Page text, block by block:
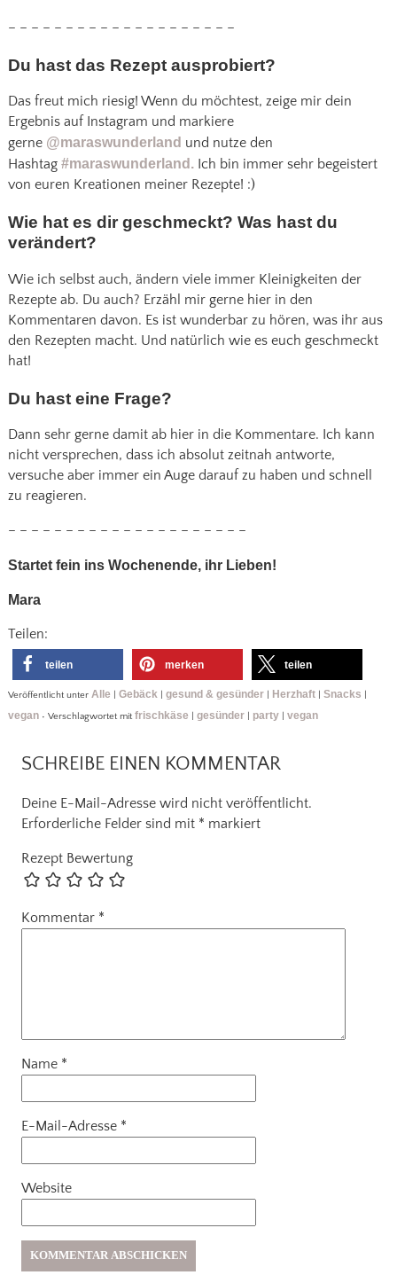
– – – – – – – – – – – – – – – – – – – –
Du hast das Rezept ausprobiert?
Das freut mich riesig! Wenn du möchtest, zeige mir dein
Ergebnis auf Instagram und markiere
gerne @maraswunderland und nutze den
Hashtag #maraswunderland.Ich bin immer sehr begeistert
von euren Kreationen meiner Rezepte! :)
Wie hat es dir geschmeckt? Was hast du
verändert?
Wie ich selbst auch, ändern viele immer Kleinigkeiten der
Rezepte ab. Du auch? Erzähl mir gerne hier in den
Kommentaren davon. Es ist wunderbar zu hören, was ihr aus
den Rezepten macht. Und natürlich wie es euch geschmeckt
hat!
Du hast eine Frage?
Dann sehr gerne damit ab hier in die Kommentare. Ich kann
nicht versprechen, dass ich absolut zeitnah antworte,
versuche aber immer ein Auge darauf zu haben und schnell
zu reagieren.
– – – – – – – – – – – – – – – – – – – – –
Startet fein ins Wochenende, ihr Lieben!
Mara
Teilen:
teilen merken teilen
Veröffentlicht unter Alle Gebäck| gesund & gesünder| Herzhaft| Snacks
vegan• Verschlagwortet mit frischkäse gesünder| party| vegan
SCHREIBE EINEN KOMMENTAR
Deine E-Mail-Adresse wird nicht veröffentlicht.
Erforderliche Felder sind mit * markiert
Rezept Bewertung
Kommentar *
Name *
E-Mail-Adresse *
Website